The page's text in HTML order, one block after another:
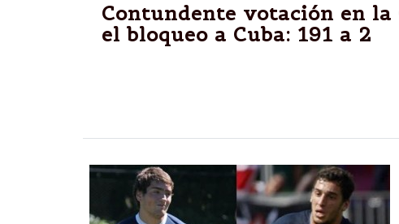
Contundente votación en
el bloqueo a Cuba: 191 a 2